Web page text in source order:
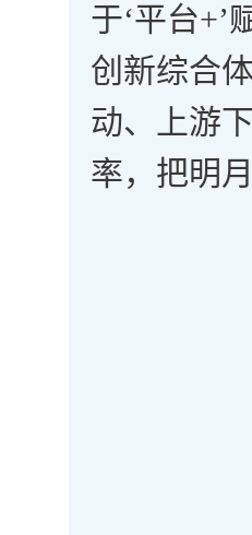
于‘平台+’
创新综合
动、上游
率，把明